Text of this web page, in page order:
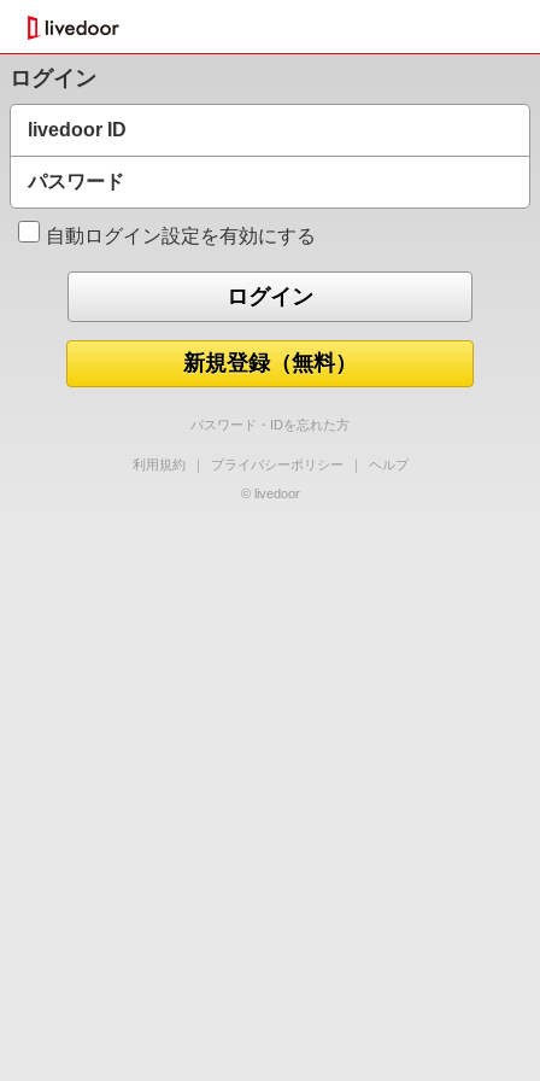
ログイン
livedoor ID
パスワード
自動ログイン設定を有効にする
新規登録（無料）
パスワード・IDを忘れた方
利用規約 ｜ プライバシーポリシー ｜
ヘルプ
© livedoor